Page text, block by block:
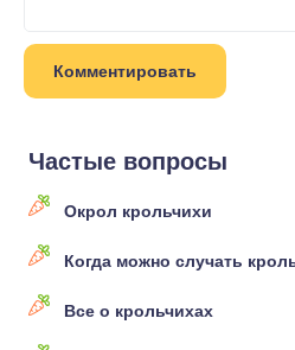
Частые вопросы
Окрол крольчихи
Когда можно случать
Все о крольчихах